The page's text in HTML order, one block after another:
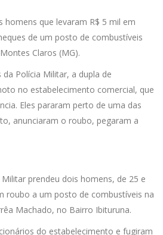
homens que levaram R$ 5 mil em
de um posto de combustíveis
Claros (MG).
Polícia Militar, a dupla de
no estabelecimento comercial, que
Eles pararam perto de uma das
anunciaram o roubo, pegaram a
prendeu dois homens, de 25 e
roubo a um posto de combustíveis na
Machado, no Bairro Ibituruna.
do estabelecimento e fugiram